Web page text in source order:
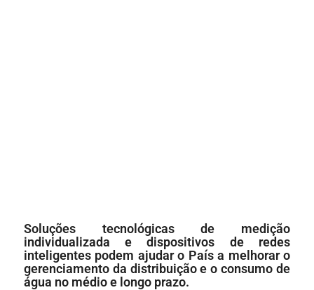
Soluções tecnológicas de medição
individualizada e dispositivos de redes
inteligentes podem ajudar o País a melhorar o
gerenciamento da distribuição e o consumo de
água no médio e longo prazo.